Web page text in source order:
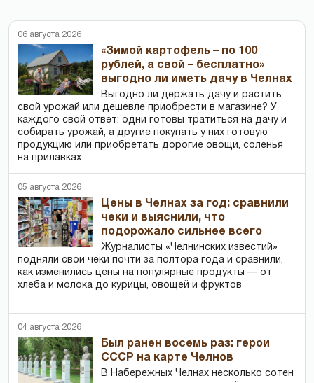
06 августа 2026
«Зимой картофель – по 100
рублей, а свой – бесплатно»
выгодно ли иметь дачу в Челнах
Выгодно ли держать дачу и растить
свой урожай или дешевле приобрести в магазине? У
каждого свой ответ: одни готовы тратиться на дачу и
собирать урожай, а другие покупать у них готовую
продукцию или приобретать дорогие овощи, соленья
на прилавках
05 августа 2026
Цены в Челнах за год: сравнили
чеки и выяснили, что
подорожало сильнее всего
Журналисты «Челнинских известий»
подняли свои чеки почти за полтора года и сравнили,
как изменились цены на популярные продукты — от
хлеба и молока до курицы, овощей и фруктов
04 августа 2026
Был ранен восемь раз: герои
СССР на карте Челнов
В Набережных Челнах несколько сотен